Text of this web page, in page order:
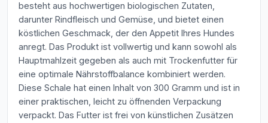
besteht aus hochwertigen biologischen Zutaten,
darunter Rindfleisch und Gemüse, und bietet einen
köstlichen Geschmack, der den Appetit Ihres Hundes
anregt. Das Produkt ist vollwertig und kann sowohl als
Hauptmahlzeit gegeben als auch mit Trockenfutter für
eine optimale Nährstoffbalance kombiniert werden.
Diese Schale hat einen Inhalt von 300 Gramm und ist in
einer praktischen, leicht zu öffnenden Verpackung
verpackt. Das Futter ist frei von künstlichen Zusätzen